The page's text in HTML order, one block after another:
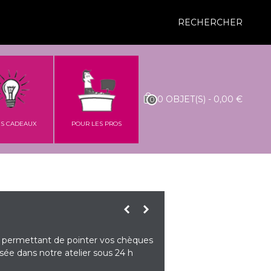
RECHERCHER
CADEAUX POUR LES PROS
0 0 OBJET(S) - 0,00 €
de pointer vos chèques
dans notre atelier sous 24 h